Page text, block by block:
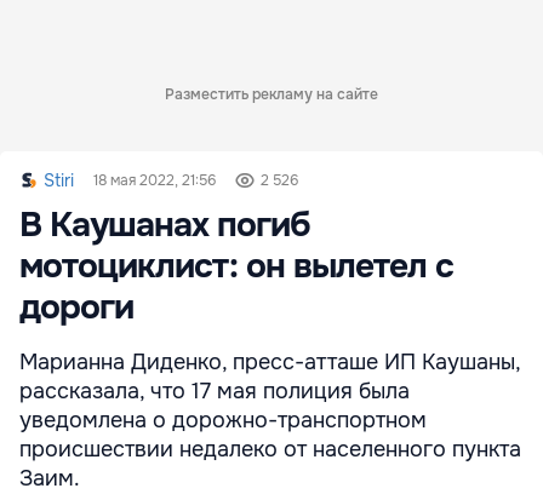
Разместить рекламу на сайте
Stiri 18 мая 2022, 21:56 2 526
В Каушанах погиб
мотоциклист: он вылетел с
дороги
Марианна Диденко, пресс-атташе ИП Каушаны,
рассказала, что 17 мая полиция была
уведомлена о дорожно-транспортном
происшествии недалеко от населенного пункта
Заим.